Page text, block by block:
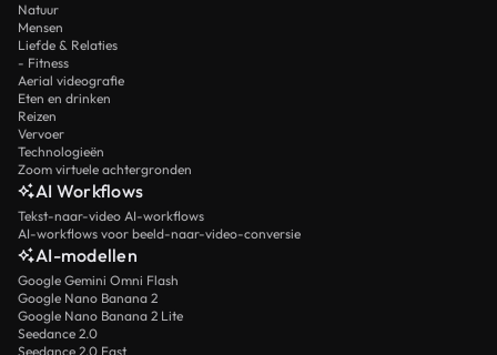
Natuur
Mensen
Liefde & Relaties
- Fitness
Aerial videografie
Eten en drinken
Reizen
Vervoer
Technologieën
Zoom virtuele achtergronden
AI Workflows
Tekst-naar-video AI-workflows
AI-workflows voor beeld-naar-video-conversie
AI-modellen
Google Gemini Omni Flash
Google Nano Banana 2
Google Nano Banana 2 Lite
Seedance 2.0
Seedance 2.0 Fast